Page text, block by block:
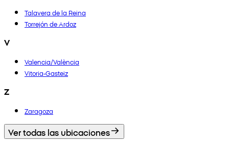
Talavera de la Reina
Torrejón de Ardoz
V
Valencia/València
Vitoria-Gasteiz
Z
Zaragoza
Ver todas las ubicaciones